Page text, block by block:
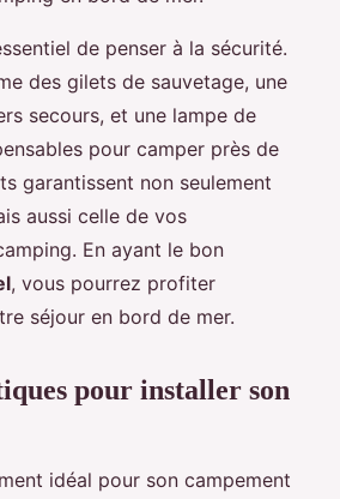
de penser à la sécurité.
des gilets de sauvetage, une
secours, et une lampe de
pour camper près de
garantissent non seulement
aussi celle de vos
En ayant le bon
, vous pourrez profiter
séjour en bord de mer.
pour installer son
idéal pour son campement